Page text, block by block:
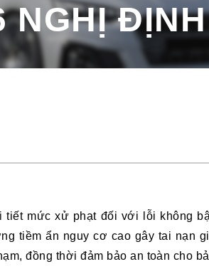
NGHỊ
mức xử phạt đối với lỗi không
tiềm ẩn nguy cơ cao gây tai nạn
đồng thời đảm bảo an toàn cho